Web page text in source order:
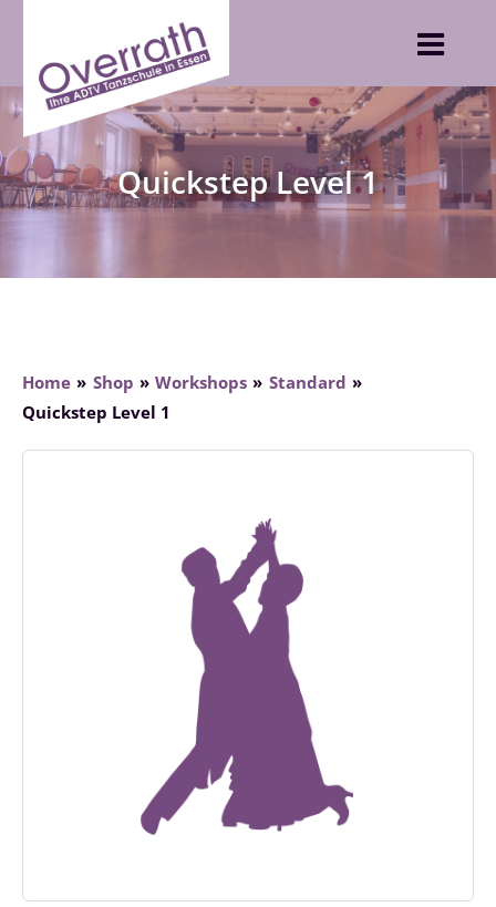
content
Quickstep Level 1
Home Shop Workshops
Standard
Quickstep Level 1